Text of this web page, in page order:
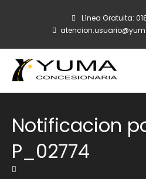
Línea Gratuita:
Notificacion
P_02774